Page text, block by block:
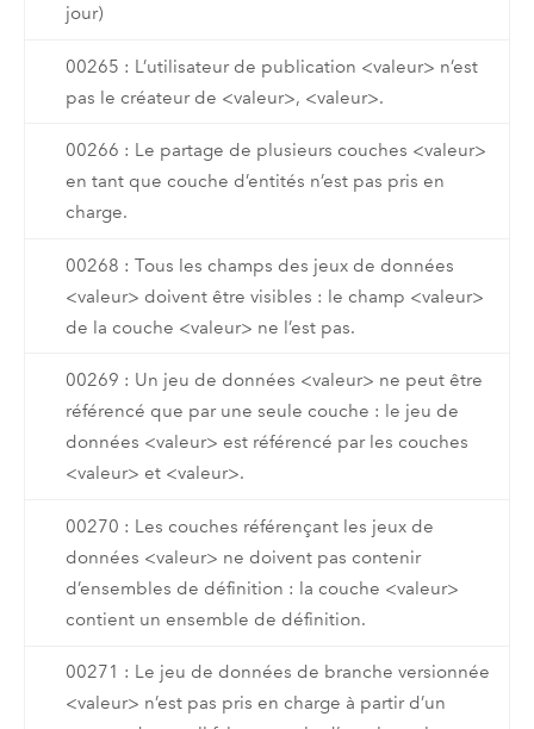
jour)
00265 : L’utilisateur de publication <valeur> n’est
pas le créateur de <valeur>, <valeur>.
00266 : Le partage de plusieurs couches <valeur>
en tant que couche d’entités n’est pas pris en
charge.
00268 : Tous les champs des jeux de données
<valeur> doivent être visibles : le champ <valeur>
de la couche <valeur> ne l’est pas.
00269 : Un jeu de données <valeur> ne peut être
référencé que par une seule couche : le jeu de
données <valeur> est référencé par les couches
<valeur> et <valeur>.
00270 : Les couches référençant les jeux de
données <valeur> ne doivent pas contenir
d’ensembles de définition : la couche <valeur>
contient un ensemble de définition.
00271 : Le jeu de données de branche versionnée
<valeur> n’est pas pris en charge à partir d’un